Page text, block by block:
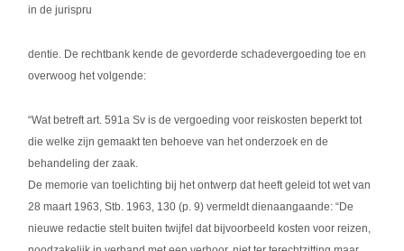
in de jurispru
dentie. De rechtbank kende de gevorderde schadevergoeding toe en
overwoog het volgende:
“Wat betreft art. 591a Sv is de vergoeding voor reiskosten beperkt tot
die welke zijn gemaakt ten behoeve van het onderzoek en de
behandeling der zaak.
De memorie van toelichting bij het ontwerp dat heeft geleid tot wet van
28 maart 1963, Stb. 1963, 130 (p. 9) vermeldt dienaangaande: “De
nieuwe redactie stelt buiten twijfel dat bijvoorbeeld kosten voor reizen,